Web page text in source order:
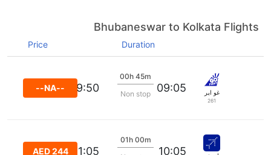
Bhubaneswar to Kolkata Flights
Duration
Price
غو اير
261
09:05
00h 45m
Non stop
09:50
--NA--
10:05
01h 00m
11:05
AED 244